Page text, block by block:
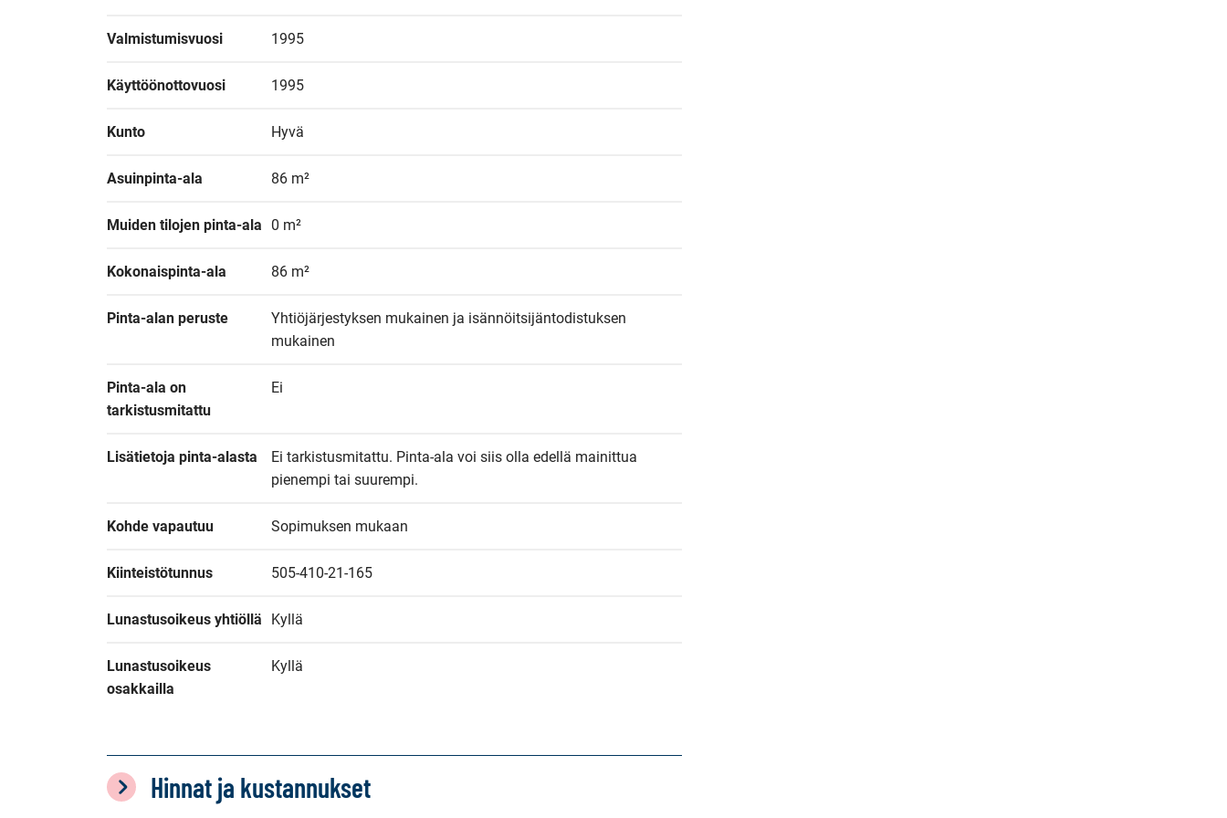
Valmistumisvuosi 1995
Käyttöönottovuosi 1995
Kunto Hyvä
Asuinpinta-ala 86 m²
Muiden tilojen pinta-ala 0 m²
Kokonaispinta-ala 86 m²
Pinta-alan peruste
Yhtiöjärjestyksen mukainen ja isännöitsijäntodistuksen
mukainen
Pinta-ala on
tarkistusmitattu
Ei
Lisätietoja pinta-alasta
Ei tarkistusmitattu. Pinta-ala voi siis olla edellä mainittua
pienempi tai suurempi.
Kohde vapautuu Sopimuksen mukaan
Kiinteistötunnus 505-410-21-165
Lunastusoikeus yhtiöllä Kyllä
Lunastusoikeus
osakkailla
Kyllä
Hinnat ja kustannukset